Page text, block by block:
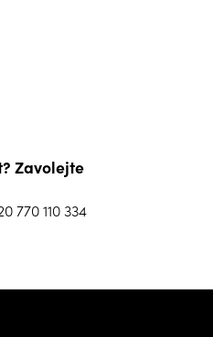
Zavolejte
770 110 334